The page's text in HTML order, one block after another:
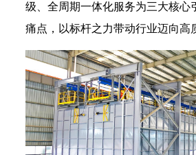
级、全周期一体化服务为三大核心
痛点，以标杆之力带动行业迈向高